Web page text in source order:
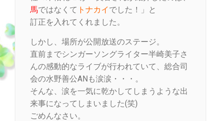
馬ではなくて トナカイ でした！」と
訂正を入れてくれました。
しかし、場所が公開放送のステージ。
直前までシンガーソングライター半崎美子さ
んの感動的なライブが行われていて、総合司
会の水野善公ANも涙涙・・・。
そんな、涙を一気に乾かしてしまうような出
来事になってしまいました(笑)
ごめんなさい。